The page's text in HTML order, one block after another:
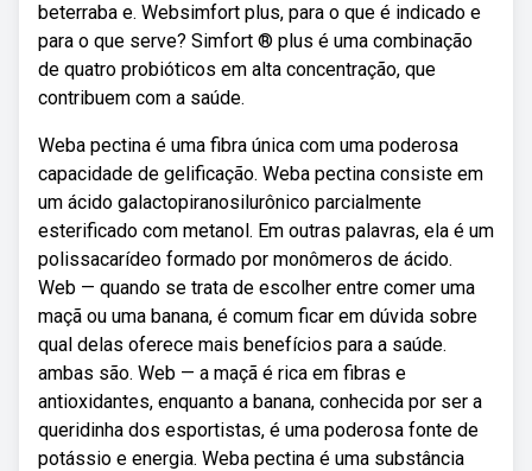
beterraba e. Websimfort plus, para o que é indicado e
para o que serve? Simfort ® plus é uma combinação
de quatro probióticos em alta concentração, que
contribuem com a saúde.
Weba pectina é uma fibra única com uma poderosa
capacidade de gelificação. Weba pectina consiste em
um ácido galactopiranosilurônico parcialmente
esterificado com metanol. Em outras palavras, ela é um
polissacarídeo formado por monômeros de ácido.
Web — quando se trata de escolher entre comer uma
maçã ou uma banana, é comum ficar em dúvida sobre
qual delas oferece mais benefícios para a saúde.
ambas são. Web — a maçã é rica em fibras e
antioxidantes, enquanto a banana, conhecida por ser a
queridinha dos esportistas, é uma poderosa fonte de
potássio e energia. Weba pectina é uma substância